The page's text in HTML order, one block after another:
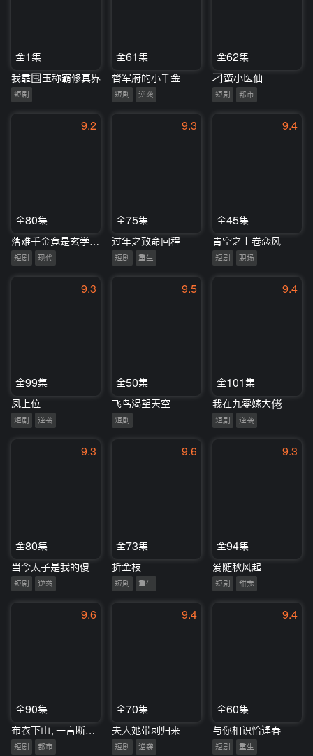
全1集
我靠囤玉称霸修真界
短剧
全61集
督军府的小千金
短剧 逆袭
全62集
刁蛮小医仙
短剧 都市
9.2
全80集
短剧 现代
9.3
全75集
过年之致命回程
短剧 重生
9.4
全45集
青空之上卷恋风
短剧 职场
9.3
全99集
凤上位
短剧 逆袭
9.5
全50集
飞鸟渴望天空
短剧
9.4
全101集
我在九零嫁大佬
短剧 逆袭
9.3
全80集
短剧 逆袭
9.6
全73集
折金枝
短剧 重生
9.3
全94集
爱随秋风起
短剧 甜宠
9.6
全90集
短剧 都市
9.4
全70集
夫人她带刺归来
短剧 逆袭
9.4
全60集
与你相识恰逢春
短剧 重生